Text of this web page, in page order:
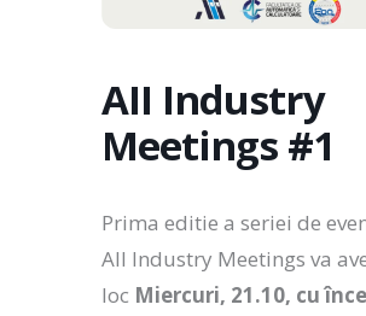
AII Industry
Meetings #1
Prima editie a seriei de
AII Industry Meetings va
loc Miercuri, 21.10, cu